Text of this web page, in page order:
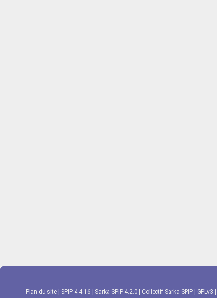
Plan du site SPIP 4.4.16 Sarka-SPIP 4.2.0 Collectif Sarka-SPIP GPLv3